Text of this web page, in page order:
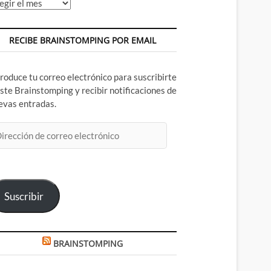
RECIBE BRAINSTOMPING POR EMAIL
tu correo electrónico para suscribirte
Brainstomping y recibir notificaciones de
entradas.
Suscribir
BRAINSTOMPING